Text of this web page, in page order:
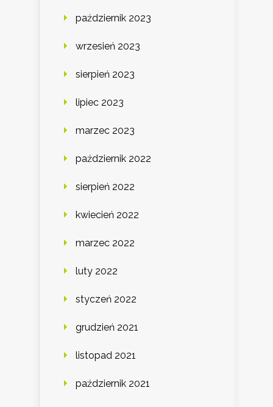
październik 2023
wrzesień 2023
sierpień 2023
lipiec 2023
marzec 2023
październik 2022
sierpień 2022
kwiecień 2022
marzec 2022
luty 2022
styczeń 2022
grudzień 2021
listopad 2021
październik 2021